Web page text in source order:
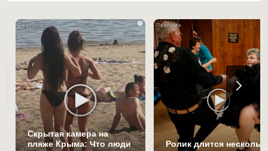
i
Скрытая камера на
пляже Крыма: Что люди
Ролик длится